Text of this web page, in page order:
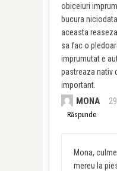
obiceiuri
bucura
aceasta
sa fac o
imprumutat e
pastreaza nativ
important.
MONA
Răspunde
Mona,
mereu la